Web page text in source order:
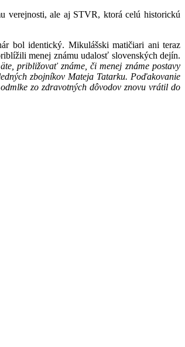
verejnosti, ale aj STVR, ktorá celú historickú
bol identický. Mikulášski matičiari ani teraz
menej známu udalosť slovenských dejín.
približovať známe, či menej známe postavy
zbojníkov Mateja Tatarku. Poďakovanie
zo zdravotných dôvodov znovu vrátil do